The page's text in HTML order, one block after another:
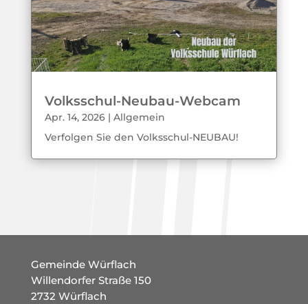
Volksschul-Neubau-Webcam
Apr. 14, 2026| Allgemein
Verfolgen Sie den Volksschul-NEUBAU!
Gemeinde Würflach
Willendorfer Straße 150
2732 Würflach